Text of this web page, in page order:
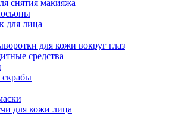
снятия макияжа
для лица
для кожи вокруг глаз
средства
для кожи лица